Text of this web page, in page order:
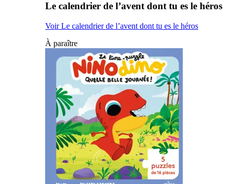
Le calendrier de l’avent dont tu es le héros
Voir Le calendrier de l’avent dont tu es le héros
À paraître